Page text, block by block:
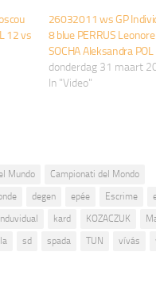
12 vs
26032011 ws GP
8 blue PERRUS
SOCHA Aleksandra
donderdag 31 maart
In "Video"
Mundo
Campionati del Mondo
degen epée Escrime
Induvidual kard KOZACZUK
sd spada TUN vívás